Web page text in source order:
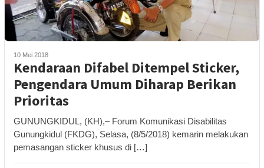
10 Mei 2018
Kendaraan Difabel Ditempel Sticker,
Pengendara Umum Diharap Berikan
Prioritas
GUNUNGKIDUL, (KH),– Forum Komunikasi Disabilitas
Gunungkidul (FKDG), Selasa, (8/5/2018) kemarin melakukan
pemasangan sticker khusus di […]